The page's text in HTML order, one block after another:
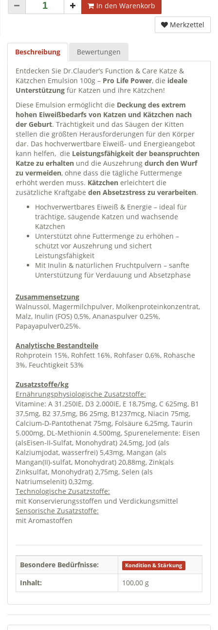
In den Warenkorb
Merkzettel
Beschreibung Bewertungen
Entdecken Sie Dr.Clauder’s Function & Care Katze &
Kätzchen Emulsion 100g – Pro Life Power, die ideale
Unterstützung für Katzen und ihre Kätzchen!
Diese Emulsion ermöglicht die Deckung des extrem
hohen Eiweißbedarfs von Katzen und Kätzchen nach
der Geburt. Trächtigkeit und das Säugen der Kitten
stellen die größten Herausforderungen für den Körper
dar. Das hochverwertbare Eiweiß- und Energieangebot
kann helfen, die Leistungsfähigkeit der beanspruchten
Katze zu erhalten und die Auszehrung durch den Wurf
zu vermeiden, ohne dass die tägliche Futtermenge
erhöht werden muss. Kätzchen erleichtert die
zusätzliche Kraftgabe den Absetzstress zu verarbeiten.
Hochverwertbares Eiweiß & Energie – ideal für
trächtige, säugende Katzen und wachsende
Kätzchen
Unterstützt ohne Futtermenge zu erhöhen –
schützt vor Auszehrung und sichert
Leistungsfähigkeit
Mit Inulin & natürlichen Fruchtpulvern – sanfte
Unterstützung für Verdauung und Absetzphase
Zusammensetzung
Walnussöl, Magermilchpulver, Molkenproteinkonzentrat,
Malz, Inulin (FOS) 0,5%, Ananaspulver 0,25%,
Papayapulver0,25%.
Analytische Bestandteile
Rohprotein 15%, Rohfett 16%, Rohfaser 0,6%, Rohasche
3%, Feuchtigkeit 53%
Zusatzstoffe/kg
Ernährungsphysiologische Zusatzstoffe:
Vitamine: A 31.250IE, D3 2.000IE, E 18,75mg, C 625mg, B1
37,5mg, B2 37,5mg, B6 25mg, B1237mcg, Niacin 75mg,
Calcium-D-Pantothenat 75mg, Folsäure 6,25mg, Taurin
5.000mg, DL-Methionin 4.500mg, Spurenelemente: Eisen
(alsEisen-II-Sulfat, Monohydrat) 24,5mg, Jod (als
Kalziumjodat, wasserfrei) 5,43mg, Mangan (als
Mangan(II)-sulfat, Monohydrat) 20,88mg, Zink(als
Zinksulfat, Monohydrat) 2,75mg, Selen (als
Natriumselenit) 0,32mg.
Technologische Zusatzstoffe:
mit Konservierungsstoffen und Verdickungsmittel
Sensorische Zusatzstoffe:
mit Aromastoffen
Besondere Bedürfnisse: Kondition & Stärkung
Inhalt: 100,00 g